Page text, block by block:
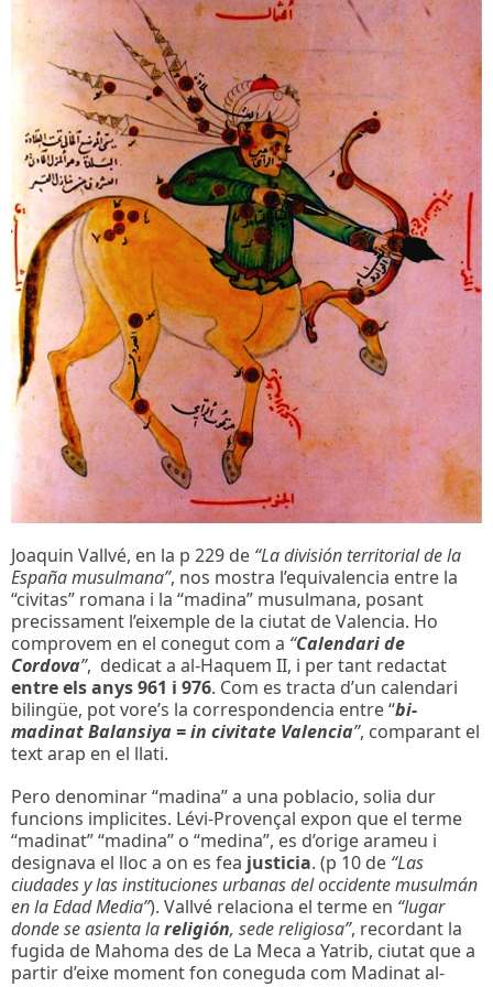
Joaquin Vallvé, en la p 229 de “La división territorial de la
España musulmana”, nos mostra l’equivalencia entre la
“civitas” romana i la “madina” musulmana, posant
precissament l’eixemple de la ciutat de Valencia. Ho
comprovem en el conegut com a “Calendari de
Cordova”, dedicat a al-Haquem II, i per tant redactat
entre els anys 961 i 976. Com es tracta d’un calendari
bilingüe, pot vore’s la correspondencia entre “bi-
madinat Balansiya = in civitate Valencia”, comparant el
text arap en el llati.
Pero denominar “madina” a una poblacio, solia dur
funcions implicites. Lévi-Provençal expon que el terme
“madinat” “madina” o “medina”, es d’orige arameu i
designava el lloc a on es fea justicia. (p 10 de “Las
ciudades y las instituciones urbanas del occidente musulmán
en la Edad Media”). Vallvé relaciona el terme en “lugar
donde se asienta lareligión, sede religiosa”, recordant la
fugida de Mahoma des de La Meca a Yatrib, ciutat que a
partir d’eixe moment fon coneguda com Madinat al-